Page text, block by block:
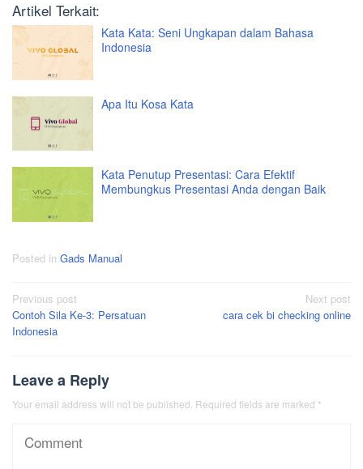
Artikel Terkait:
Kata Kata: Seni Ungkapan dalam Bahasa
Indonesia
Apa Itu Kosa Kata
Kata Penutup Presentasi: Cara Efektif
Membungkus Presentasi Anda dengan Baik
Posted in Gads Manual
Post
navigation
Previous post
Contoh Sila Ke-3: Persatuan
Indonesia
Next post
cara cek bi checking online
Leave a Reply
Your email address will not be published. Required fields are marked *